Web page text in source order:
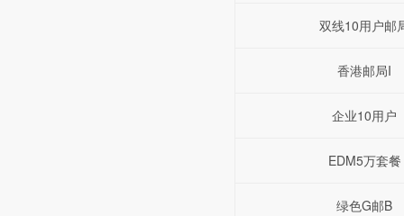
双线10用户邮
香港邮局I
企业10用户
EDM5万套餐
绿色G邮B